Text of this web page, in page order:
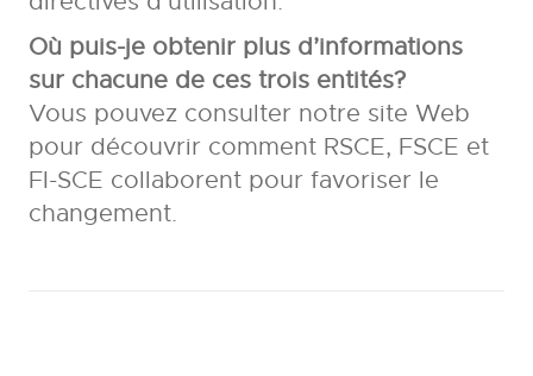
Où puis-je obtenir plus d’informations
sur chacune de ces trois entités?
Vous pouvez consulter notre site Web
pour découvrir comment RSCE, FSCE et
FI-SCE collaborent pour favoriser le
changement.